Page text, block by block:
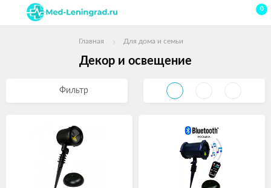
0
Главная Для дома и семьи
Декор и освещение
Фильтр